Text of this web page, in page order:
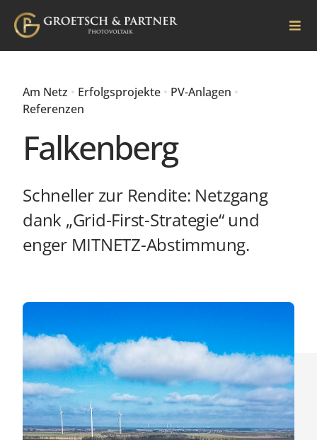
Skip
content
Projekte
Warum wir?
Kontakt
Datenraum
Am Netz • Erfolgsprojekte• PV-Anlagen •
Referenzen
Falkenberg
Schneller zur Rendite: Netzgang
dank „Grid-First-Strategie“ und
enger MITNETZ-Abstimmung.